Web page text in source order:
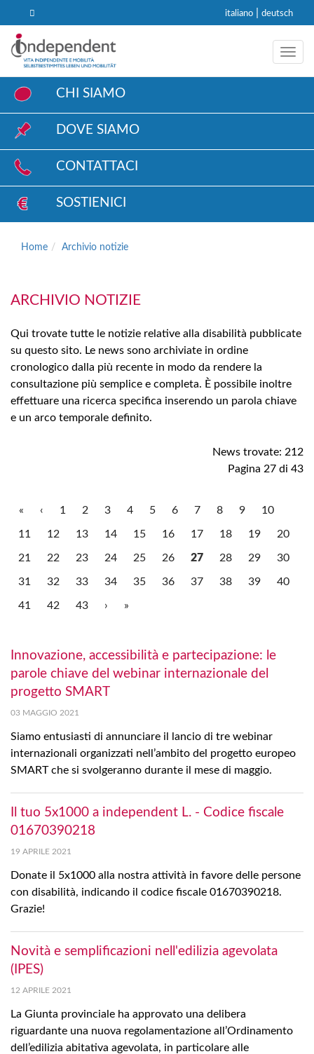
italiano deutsch
CHI SIAMO
DOVE SIAMO
CONTATTACI
SOSTIENICI
Home Archivio notizie
ARCHIVIO NOTIZIE
Qui trovate tutte le notizie relative alla disabilità pubblicate
su questo sito. Le news sono archiviate in ordine
cronologico dalla più recente in modo da rendere la
consultazione più semplice e completa. È possibile inoltre
effettuare una ricerca specifica inserendo un parola chiave
e un arco temporale definito.
News trovate: 212
Pagina 27 di 43
« ‹ 1 2 3 4 5 6 7 8 9 10
11 12 13 14 15 16 17 18 19 20
21 22 23 24 25 26 27 28 29 30
31 32 33 34 35 36 37 38 39 40
41 42 43 › »
Innovazione, accessibilità e partecipazione: le
parole chiave del webinar internazionale del
progetto SMART
03 MAGGIO 2021
Siamo entusiasti di annunciare il lancio di tre webinar
internazionali organizzati nell’ambito del progetto europeo
SMART che si svolgeranno durante il mese di maggio.
Il tuo 5x1000 a independent L. - Codice fiscale
01670390218
19 APRILE 2021
Donate il 5x1000 alla nostra attività in favore delle persone
con disabilità, indicando il codice fiscale 01670390218.
Grazie!
Novità e semplificazioni nell'edilizia agevolata
(IPES)
12 APRILE 2021
La Giunta provinciale ha approvato una delibera
riguardante una nuova regolamentazione all’Ordinamento
dell’edilizia abitativa agevolata, in particolare alle